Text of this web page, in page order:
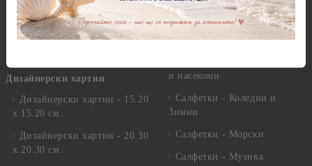
Краклета и медиуми
Шаблони
Дизайнерски хартии
Дизайнерски хартии - 15.20
х 15.20 см.
Дизайнерски хартии - 20.30
х 20.30 см.
Салфетки - Великден
Салфетки - Детски
Салфетки - Животни, птици
и насекоми
Салфетки - Коледни и
Зимни
Салфетки - Морски
Салфетки - Музика